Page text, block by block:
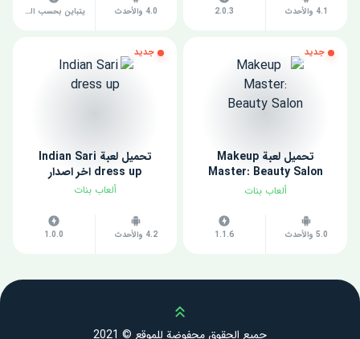
4.1 والأحدث 2.0.3 4.0 والأحدث يتباين بحسب الجهاز
جديد
تحميل لعبة Makeup
Master: Beauty Salon
مهكرة للاندرويد 2022
ألعاب بنات
5.0 والأحدث 1.1.6
جديد
تحميل لعبة Indian Sari
dress up اخر اصدار
ألعاب بنات
4.2 والأحدث 1.0.0
Scroll up
جميع الحقوق محفوضة للموقع © 2021